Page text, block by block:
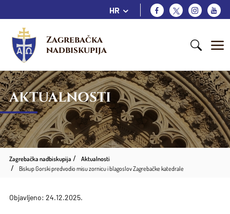
HR
Zagrebačka
nadbiskupija
AKTUALNOSTI
Zagrebačka nadbiskupija
Aktualnosti
Biskup Gorski predvodio misu zornicu i blagoslov Zagrebačke katedrale
Objavljeno: 24.12.2025.